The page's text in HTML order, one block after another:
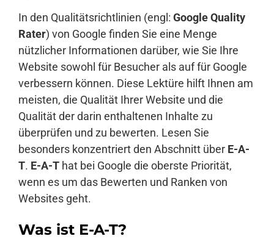
In den Qualitätsrichtlinien (engl: Google Quality
Rater) von Google finden Sie eine Menge
nützlicher Informationen darüber, wie Sie Ihre
Website sowohl für Besucher als auf für Google
verbessern können. Diese Lektüre hilft Ihnen am
meisten, die Qualität Ihrer Website und die
Qualität der darin enthaltenen Inhalte zu
überprüfen und zu bewerten. Lesen Sie
besonders konzentriert den Abschnitt über E-A-
T. E-A-T hat bei Google die oberste Priorität,
wenn es um das Bewerten und Ranken von
Websites geht.
Was ist E-A-T?